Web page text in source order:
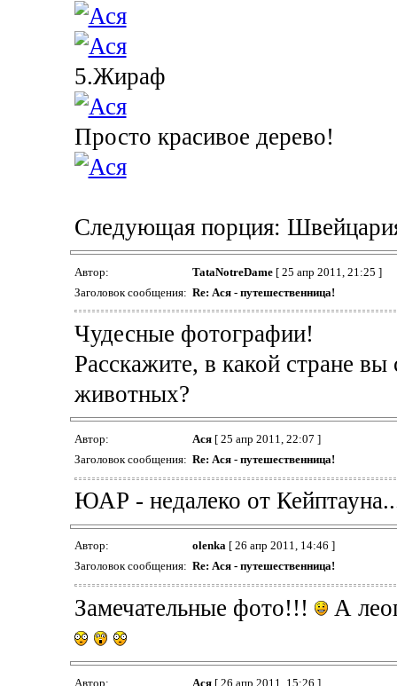
5.Жираф
Просто красивое дерево!
Следующая порция:
Автор: TataNotreDame[ 25 апр 2011, 21:25 ]
Заголовок сообщения: Re: Ася - путешественница!
Чудесные фотографии!
Расскажите, в какой стране
животных?
Автор: Ася[ 25 апр 2011, 22:07 ]
Заголовок сообщения: Re: Ася - путешественница!
ЮАР - недалеко от
Автор: olenka[ 26 апр 2011, 14:46 ]
Заголовок сообщения: Re: Ася - путешественница!
Замечательные фото!!! А
Автор: Ася[ 26 апр 2011, 15:26 ]